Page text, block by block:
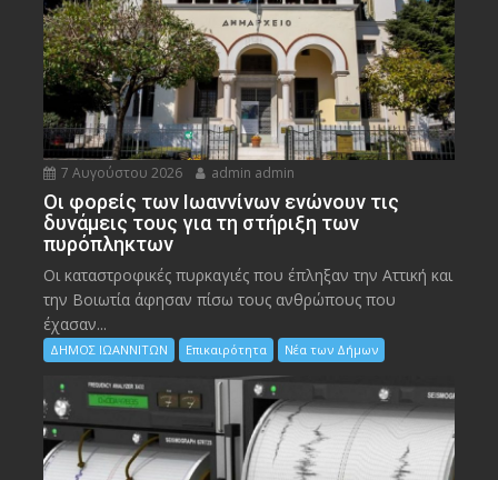
7 Αυγούστου 2026 admin admin
Οι φορείς των Ιωαννίνων ενώνουν τις
δυνάμεις τους για τη στήριξη των
πυρόπληκτων
Οι καταστροφικές πυρκαγιές που έπληξαν την Αττική και
την Bοιωτία άφησαν πίσω τους ανθρώπους που
έχασαν...
ΔΗΜΟΣ ΙΩΑΝΝΙΤΩΝ Επικαιρότητα Νέα των Δήμων